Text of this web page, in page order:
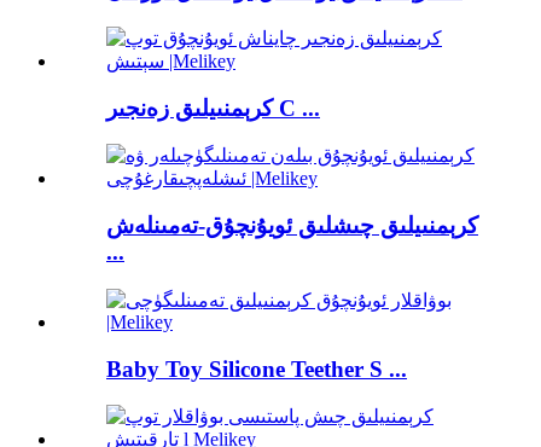
كرېمنىيلىق زەنجىر C ...
كرېمنىيلىق چىشلىق ئويۇنچۇق-تەمىنلەش
...
Baby Toy Silicone Teether S ...